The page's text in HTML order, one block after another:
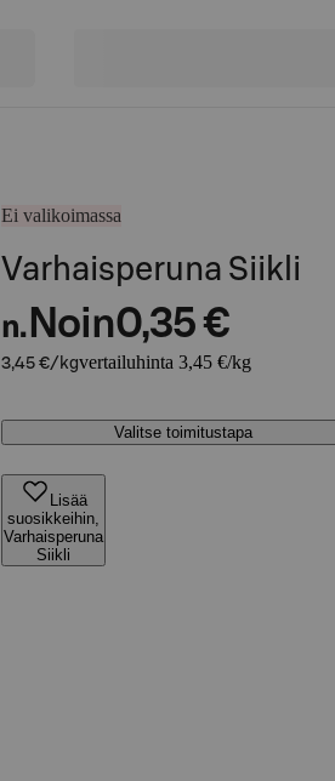
Ei valikoimassa
Varhaisperuna Siikli
n. Noin0,35 €
3,45 €/kgvertailuhinta 3,45 €/kg
Valitse toimitustapa
Lisää
suosikkeihin,
Varhaisperuna
Siikli